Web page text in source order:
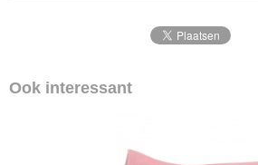
Ook interessant